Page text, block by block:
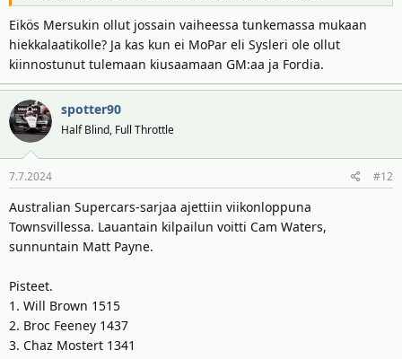
Eikös Mersukin ollut jossain vaiheessa tunkemassa mukaan
hiekkalaatikolle? Ja kas kun ei MoPar eli Sysleri ole ollut
kiinnostunut tulemaan kiusaamaan GM:aa ja Fordia.
spotter90
Half Blind, Full Throttle
7.7.2024 #12
Australian Supercars-sarjaa ajettiin viikonloppuna
Townsvillessa. Lauantain kilpailun voitti Cam Waters,
sunnuntain Matt Payne.
Pisteet.
1. Will Brown 1515
2. Broc Feeney 1437
3. Chaz Mostert 1341